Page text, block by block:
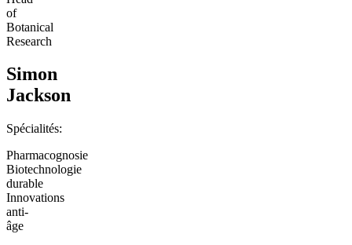
of
Botanical
Research
Simon
Jackson
Spécialités:
Pharmacognosie
Biotechnologie
durable
Innovations
anti-
âge